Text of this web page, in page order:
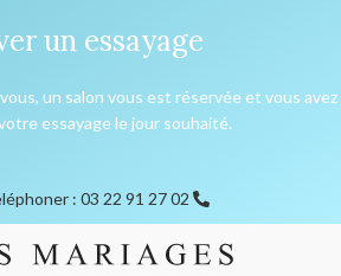
un essayage
un salon vous est réservée et vous avez
essayage le jour souhaité.
: 03 22 91 27 02